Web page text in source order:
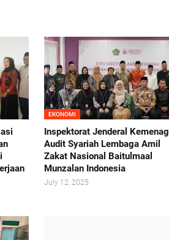
EKONOMI
Inspektorat Jenderal Kemenag
Audit Syariah Lembaga Amil
Zakat Nasional Baitulmaal
Munzalan Indonesia
July 12, 2025